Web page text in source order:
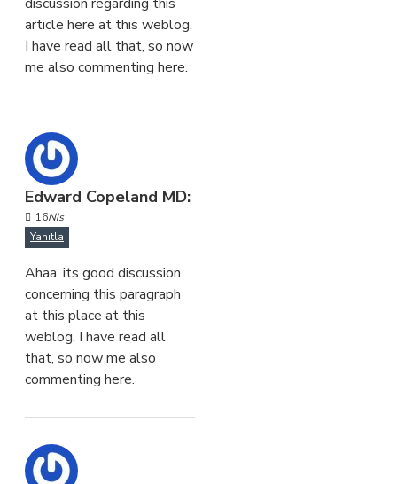
article here at this weblog,
I have read all that, so now
me also commenting here.
Edward Copeland MD:
16Nis
Yanıtla
Ahaa, its good discussion
concerning this paragraph
at this place at this
weblog, I have read all
that, so now me also
commenting here.